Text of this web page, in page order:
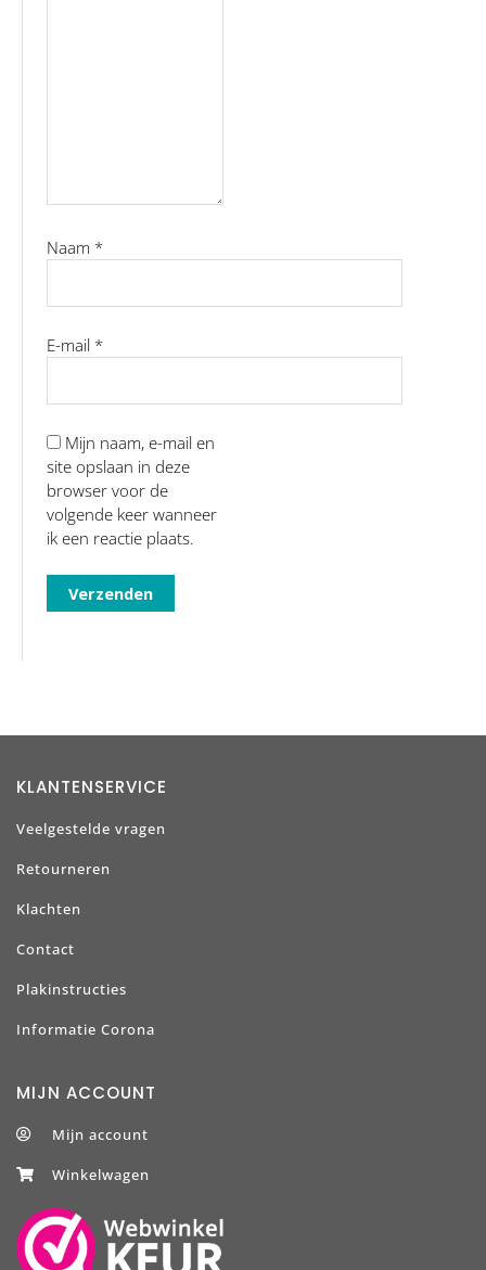
Naam *
E-mail *
Mijn naam, e-mail en
site opslaan in deze
browser voor de
volgende keer wanneer
ik een reactie plaats.
KLANTENSERVICE
Veelgestelde vragen
Retourneren
Klachten
Contact
Plakinstructies
Informatie Corona
MIJN ACCOUNT
Mijn account
Winkelwagen